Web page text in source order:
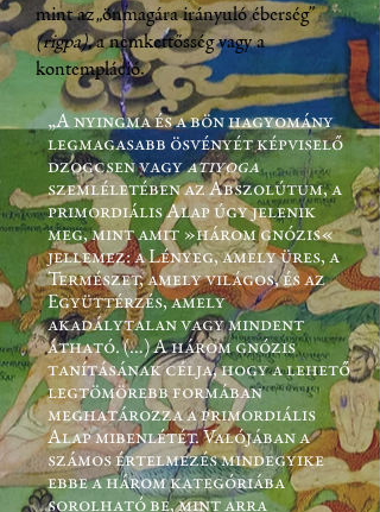
mint az „önmagára irányuló éberség”
(rigpa), a nemkettősség vagy a
kontempláció.
„A nyingma és a bön hagyomány
legmagasabb ösvényét képviselő
dzogcsen vagyatiyoga
szemléletében az Abszolútum, a
primordiális Alap úgy jelenik
meg, mint amit »három gnózis«
jellemez: a Lényeg, amely üres, a
Természet, amely világos, és az
Együttérzés, amely
akadálytalan vagy mindent
átható. (…) A három gnózis
tanításának célja, hogy a lehető
legtömörebb formában
meghatározza a primordiális
Alap mibenlétét. Valójában a
számos értelmezés mindegyike
ebbe a három kategóriába
sorolható be, mint arra